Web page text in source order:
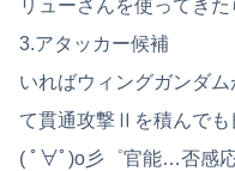
リューさんを使ってき
3.アタッカー候補
いればウィングガンダ
て貫通攻撃Ⅱを積んでも
( ﾟ∀ﾟ)o彡゜官能…否感